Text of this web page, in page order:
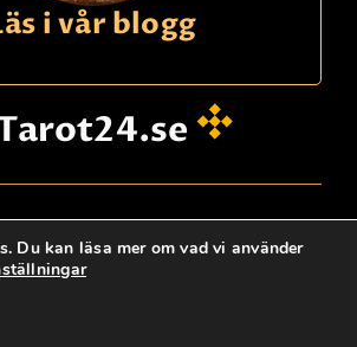
i vår blogg
Du kan läsa mer om vad vi använder